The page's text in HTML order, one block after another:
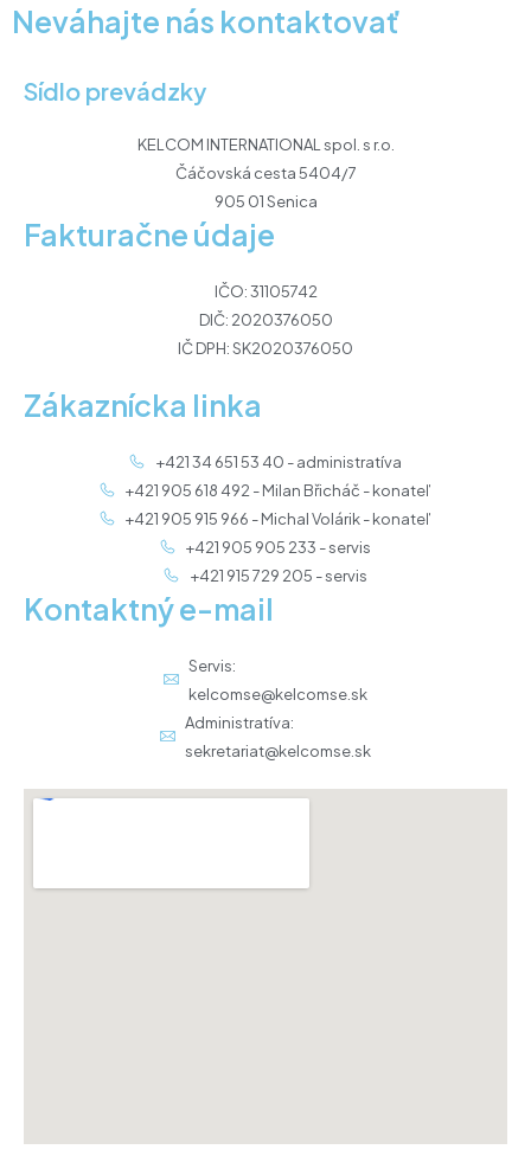
Neváhajte nás kontaktovať
Sídlo prevádzky
KELCOM INTERNATIONAL spol. s r.o.
Čáčovská cesta 5404/7
905 01 Senica
Fakturačne údaje
IČO: 31105742
DIČ: 2020376050
IČ DPH: SK2020376050
Zákaznícka linka
+421 34 651 53 40 - administratíva
+421 905 618 492 - Milan Břicháč - konateľ
+421 905 915 966 - Michal Volárik - konateľ
+421 905 905 233 - servis
+421 915 729 205 - servis
Kontaktný e-mail
Servis:
kelcomse@kelcomse.sk
Administratíva:
sekretariat@kelcomse.sk